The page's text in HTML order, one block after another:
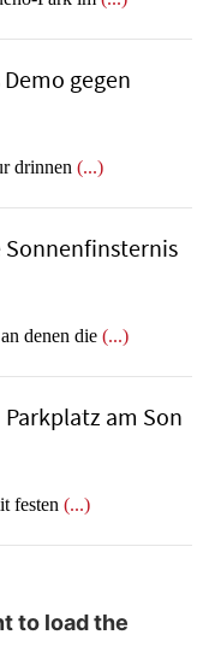
gegen
drinnen (...)
denen die (...)
am Son
festen (...)
to load the